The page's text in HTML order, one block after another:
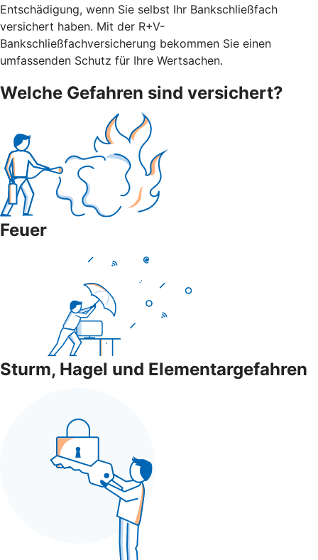
Entschädigung, wenn Sie selbst Ihr Bankschließfach
versichert haben. Mit der R+V-
Bankschließfachversicherung bekommen Sie einen
umfassenden Schutz für Ihre Wertsachen.
Welche Gefahren sind versichert?
Feuer
Sturm, Hagel und Elementargefahren